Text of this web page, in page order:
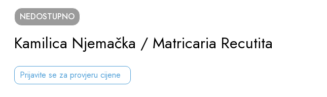
NEDOSTUPNO
Kamilica Njemačka / Matricaria Recutita
Prijavite se za provjeru cijene